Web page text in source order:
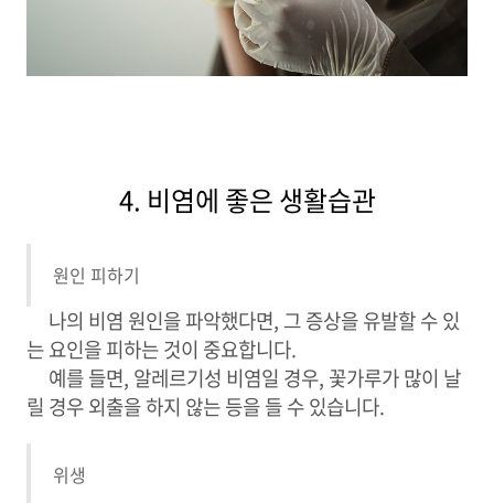
4. 비염에 좋은 생활습관
원인 피하기
나의 비염 원인을 파악했다면, 그 증상을 유발할 수 있
는 요인을 피하는 것이 중요합니다.
예를 들면, 알레르기성 비염일 경우, 꽃가루가 많이 날
릴 경우 외출을 하지 않는 등을 들 수 있습니다.
위생